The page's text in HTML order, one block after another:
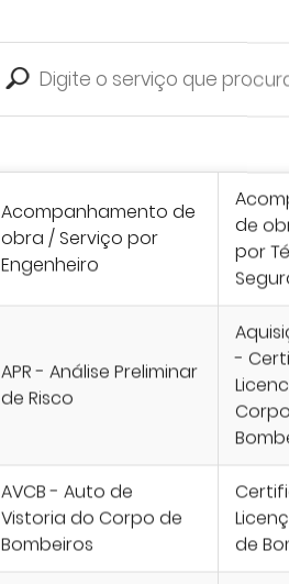
Acompanhamento de
obra / Serviço por
Engenheiro
de
por
APR - Análise Preliminar
de Risco
-
AVCB - Auto de
Vistoria do Corpo de
Bombeiros
de